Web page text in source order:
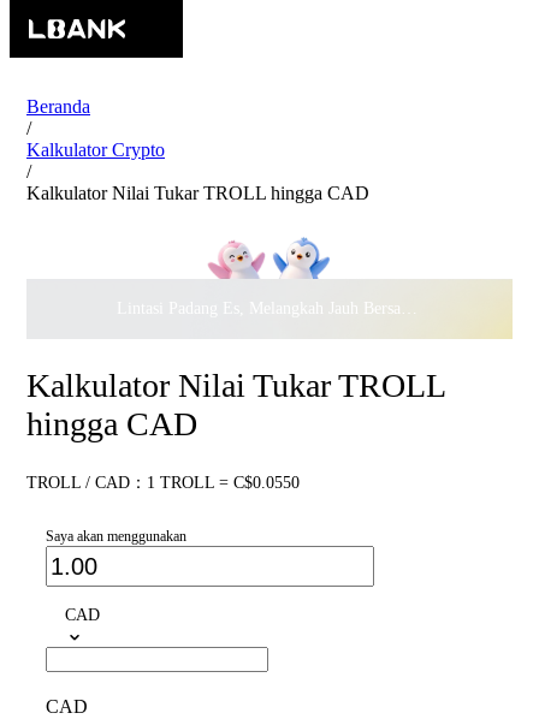
Beranda
/
Kalkulator Crypto
/
Kalkulator Nilai Tukar TROLL hingga CAD
Lintasi Padang Es, Melangkah Jauh Bersama · Rayakan
Kalkulator Nilai Tukar TROLL
hingga CAD
TROLL / CAD：1 TROLL = C$0.0550
Saya akan menggunakan
CAD
CAD